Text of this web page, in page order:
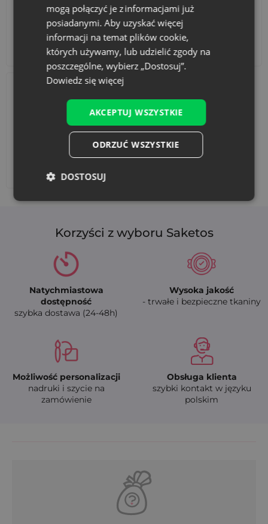
Akcesoria i dekoracje Zestawy
Dodaj nadruk
Korzyści z wyboru Saketos
Natychmiastowa
dostępność
szybka dostawa (24-48h)
Wysoka jakość
- trwałe i bezpieczne tkaniny
Możliwość personalizacji
nadruki i szycie na
zamówienie
Obsługa klienta
szybki kontakt w języku
polskim
mogą połączyć je z informacjami już
posiadanymi. Aby uzyskać więcej
informacji na temat plików cookie,
których używamy, lub udzielić zgody na
poszczególne, wybierz „Dostosuj”.
Dowiedz się więcej
AKCEPTUJ WSZYSTKIE
ODRZUĆ WSZYSTKIE
DOSTOSUJ